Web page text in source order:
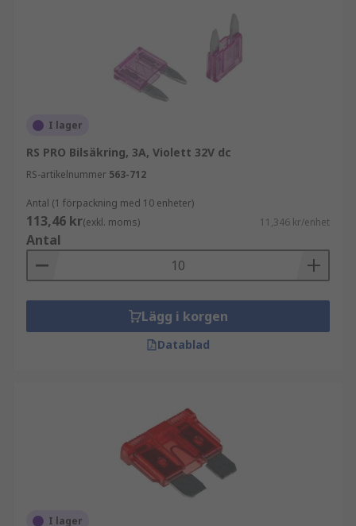
I lager
RS PRO Bilsäkring, 3A, Violett 32V dc
RS-artikelnummer 563-712
Antal (1 förpackning med 10 enheter)
113,46 kr(exkl. moms) 11,346 kr/enhet
Antal
Lägg i korgen
Datablad
I lager